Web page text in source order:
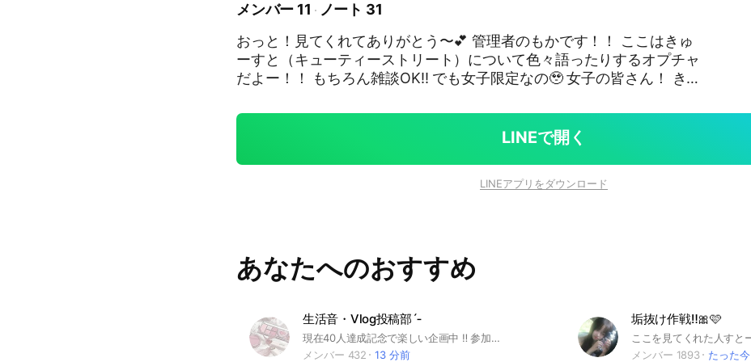
メンバー 11
ノート 31
おっと！見てくれてありがとう〜💕 管理者のもかです！！ ここはきゅ
ーすと（キューティーストリート）について色々語ったりするオプチャ
だよー！！ もちろん雑談OK‼️ でも女子限定なの🥹‪ 女子の皆さん！ きゅ
さん楽しく会話しましょ😆 ただしルールがあります！！ その1.荒らさな
い！！これは絶対守って欲しいです！！ その2.女性であること！！差別
ないという事情があったら一言言ってからお願いします！ 4.アイコンは
LINEで開く
LINEアプリをダウンロード
あなたへのおすすめ
生活音・Vlog投稿部´‐
現在40人達成記念で楽しい企画中 ‼️ 参加したら副部長や係になれるチャンス ッ 🫵🏻😽 ⬇も必ず見てね 👀 そこの君ストーップ ‼️ 見てくれてありがとう 🙌🏻 見た子は強制参加だよ 😸 部長のさくあです 👋🏻 ルールを説明します 👍🏻 ･ファンマ、ファンネ、ファンタグ、ペアタグ、ペア画⭕️ ･見る専⭕️ ･関係作り⭕️ ･呼び出しノート⭕️ ･雑談⭕️ ･荒らし、即抜け、暴言❌ ･無言抜け❌ ･宣伝抜け❌ ･宣伝ノート以外での宣伝❌ ･個人情報❌(実写や過度な声出し、住所や住んでいるところが特定されるもの等) ･トークに動画を載せる❌ ･ボイスメッセージ❌ ･なりすまし❌ ･男の子❌ ･チェンメ❌ みんなが不快になるようなことはやめましょう💧 守れない子は、その場で注意または強制退会になります💧 ねぇねぇ、下の🟩おしちゃって 🫵🏻🥳 来てくれることを信じて中で待ってるね 😽🫶🏻 ୨୧┈┈┈┈┈┈┈┈┈┈┈┈┈┈┈┈┈┈୨୧ #生活音 #せいかつおん #vlog #Vlog #blog #ブイログ #ぶいろぐ #投稿 #垢抜け #悩み相談 #雑談 #女の子限定 #女子限定 #女限定 #部活 #学校 #学園 #ライブトーク ୨୧┈┈┈┈┈┈┈┈┈┈┈┈┈┈┈┈┈┈୨୧
メンバー 432
13 分前
垢抜け作戦‼️🎀🩷
メンバー 1893
たった今